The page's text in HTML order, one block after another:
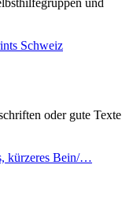
Schweiz
oder gute Texte
kürzeres Bein/…